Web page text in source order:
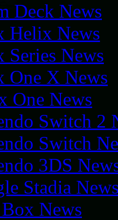
Deck News
Helix News
Series News
One X News
One News
Switch 2
Switch
3DS
Stadia
News